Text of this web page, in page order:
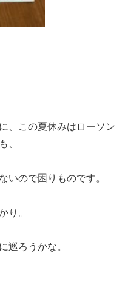
、この夏休みはローソン
、
いので困りものです。
り。
巡ろうかな。